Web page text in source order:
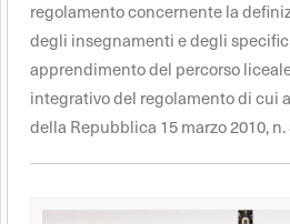
regolamento concernente la
degli insegnamenti e degli
apprendimento del percorso
integrativo del regolamento di cui
della Repubblica 15 marzo 2010, n.